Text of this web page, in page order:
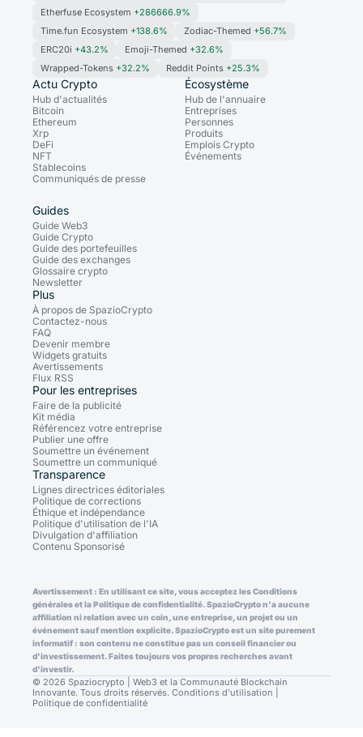
Etherfuse Ecosystem +286666.9%
Time.fun Ecosystem +138.6% Zodiac-Themed +56.7%
ERC20i +43.2% Emoji-Themed +32.6%
Wrapped-Tokens +32.2% Reddit Points +25.3%
Actu Crypto
Hub d'actualités
Bitcoin
Ethereum
Xrp
DeFi
NFT
Stablecoins
Communiqués de presse
Écosystème
Hub de l'annuaire
Entreprises
Personnes
Produits
Emplois Crypto
Événements
Guides
Guide Web3
Guide Crypto
Guide des portefeuilles
Guide des exchanges
Glossaire crypto
Newsletter
Plus
À propos de SpazioCrypto
Contactez-nous
FAQ
Devenir membre
Widgets gratuits
Avertissements
Flux RSS
Pour les entreprises
Faire de la publicité
Kit média
Référencez votre entreprise
Publier une offre
Soumettre un événement
Soumettre un communiqué
Transparence
Lignes directrices éditoriales
Politique de corrections
Éthique et indépendance
Politique d'utilisation de l'IA
Divulgation d'affiliation
Contenu Sponsorisé
Avertissement : En utilisant ce site, vous acceptez les Conditions
générales et la Politique de confidentialité. SpazioCrypto n'a aucune
affiliation ni relation avec un coin, une entreprise, un projet ou un
événement sauf mention explicite. SpazioCrypto est un site purement
informatif : son contenu ne constitue pas un conseil financier ou
d'investissement. Faites toujours vos propres recherches avant
d'investir.
© 2026 Spaziocrypto | Web3 et la Communauté Blockchain
Innovante. Tous droits réservés. Conditions d'utilisation
Politique de confidentialité